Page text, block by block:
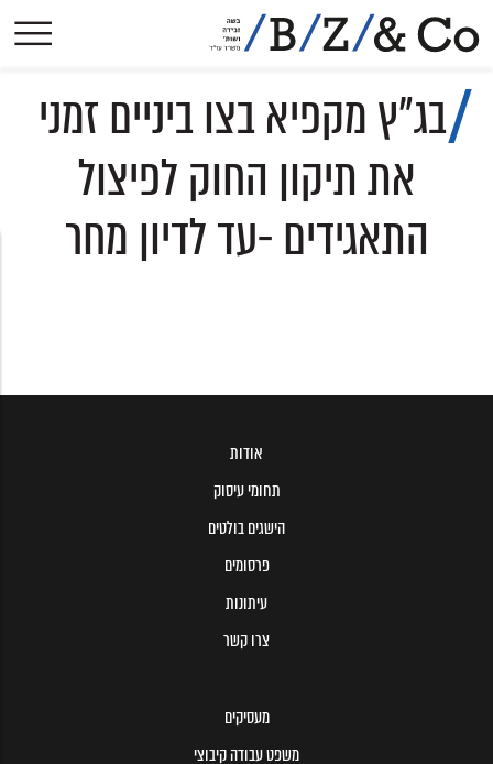
תחומי עיסוק
הישגים בולטים
פסקי-דין
הסכמים קיבוציים
בג"ץ מקפיא בצו ביניים זמני
את תיקון החוק לפיצול
התאגידים -עד לדיון מחר
אודות
תחומי עיסוק
הישגים בולטים
פרסומים
עיתונות
צרו קשר
מעסיקים
משפט עבודה קיבוצי